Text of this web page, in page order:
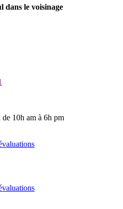
dans le voisinage
10h am à 6h pm